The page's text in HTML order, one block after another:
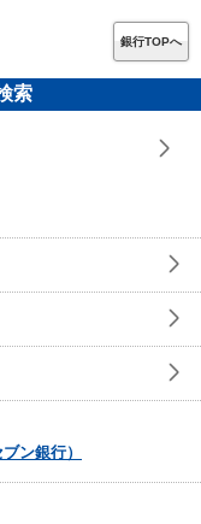
銀行TOPへ
索
ン銀行）